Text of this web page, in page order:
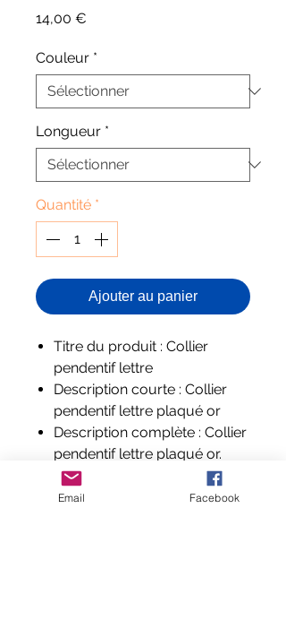
14,00 €
Couleur *
Longueur *
Quantité *
Ajouter au panier
Titre du produit : Collier
pendentif lettre
Description courte : Collier
pendentif lettre plaqué or
Description complète : Collier
pendentif lettre plaqué or.
Dimension pendentif 2cm
Composition et labels : Cuivre
Email Facebook